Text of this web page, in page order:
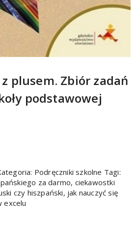
plusem. Zbiór zadań
podstawowej
Podręczniki szkolne Tagi:
za darmo, ciekawostki
czy hiszpański, jak nauczyć się
excelu